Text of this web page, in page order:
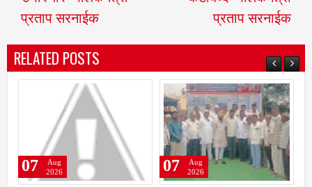
प्रताप सरनाईक
प्रताप सरनाईक
RELATED POSTS
07
Aug
2026
07
Aug
2026